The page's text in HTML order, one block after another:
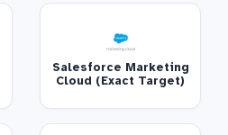
Salesforce Marketing
Cloud (Exact Target)